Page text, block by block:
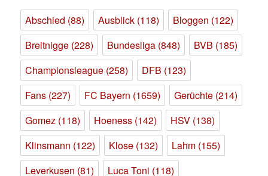
Abschied (88) Ausblick (118) Bloggen (122)
Breitnigge (228) Bundesliga (848) BVB (185)
Championsleague (258) DFB (123)
Fans (227) FC Bayern (1659) Gerüchte (214)
Gomez (118) Hoeness (142) HSV (138)
Klinsmann (122) Klose (132) Lahm (155)
Leverkusen (81) Luca Toni (118)